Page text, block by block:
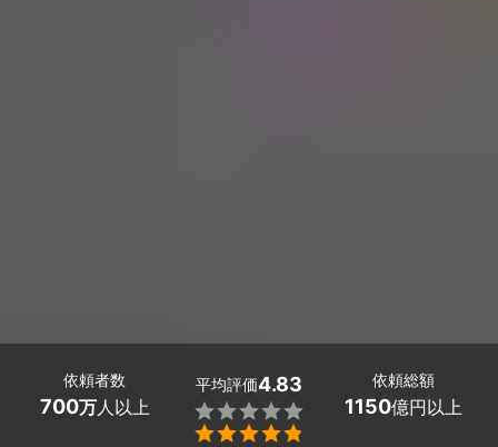
依頼者数
700万人以上
平均評価4.83


依頼総額
1150億円以上